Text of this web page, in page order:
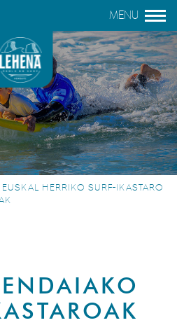
EUSKAL HERRIKO SURF-IKASTARO